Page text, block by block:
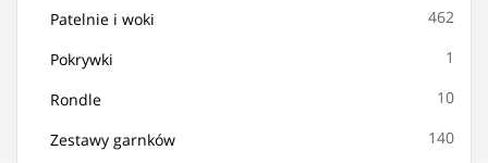
Patelnie i woki 462
Pokrywki 1
Rondle 10
Zestawy garnków 140